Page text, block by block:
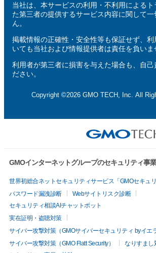
当社は、本サービスの利用・不利用によるト
た第三者の提供するサービス内容に関して
ん。
掲載情報の正確性・安全性等も保証せず、
いても当社および情報提供者は責任を負いま
利用者が第三者に損害を与えた場合も、自己
ださい。
Copyright ©2026 GMO TECH, Inc. All
GMOインターネットグループのセキュリティ事
世界初総合ネットセキュリティサービス「GMOセキュリ
パスワード漏洩診断
Webサイトリスク診断
セキュリティ相談AIチャットボット
実在証明・盗聴対策
サイバー攻撃対策（GMOサイバーセキュリティ byイエ
サイバー攻撃対策（GMO Flatt Security）
なりすまし